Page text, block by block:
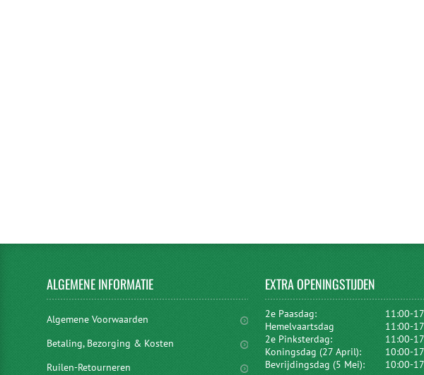
ALGEMENEINFORMATIE
Algemene Voorwaarden
Betaling, Bezorging & Kosten
Ruilen-Retourneren
EXTRAOPENINGSTIJDEN
2e Paasdag:
11:00-
Hemelvaartsdag
11:00-
2e Pinksterdag:
11:00-
Koningsdag (27 April):
10:00-
Bevrijdingsdag (5 Mei):
10:00-